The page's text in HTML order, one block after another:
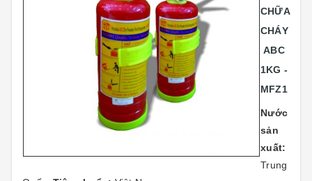
CHỮA
CHÁY
ABC
1KG -
MFZ1
Nước
sản
xuất:
Trung